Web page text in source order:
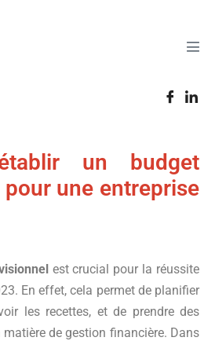
un budget
une entreprise
est crucial pour la réussite
En effet, cela permet de planifier
les recettes, et de prendre des
de gestion financière. Dans